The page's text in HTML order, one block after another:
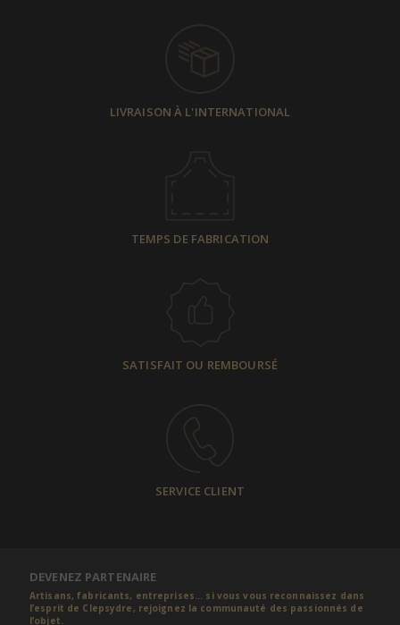
LIVRAISON À L'INTERNATIONAL
TEMPS DE FABRICATION
SATISFAIT OU REMBOURSÉ
SERVICE CLIENT
DEVENEZ PARTENAIRE
Artisans, fabricants, entreprises... si vous vous reconnaissez dans
l’esprit de Clepsydre, rejoignez la communauté des passionnés de
l’objet.